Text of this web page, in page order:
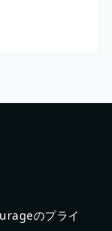
のプライ